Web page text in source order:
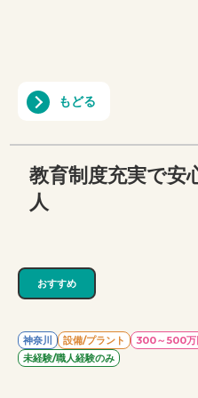
もどる
教育制度充実で安
人
おすすめ
神奈川 設備/プラント 300～500万
未経験/職人経験のみ